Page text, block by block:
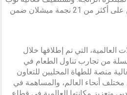
تيبل لأول مرة طهاة حاصلين على أكثر من 21 نجمة ميشلان ضمن
العالمية، التي تم إطلاقها خلال
من تجارب تناول الطعام في
منصة للطهاة المحليين للتعاون
أنحاء العالم، والمساهمة في
وتعزيز مكانتها العالمية في قطاع